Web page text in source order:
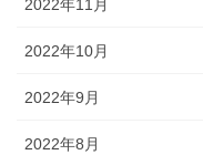
2022年11月
2022年10月
2022年9月
2022年8月